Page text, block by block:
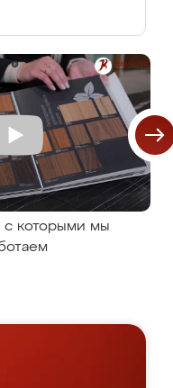
с которыми мы